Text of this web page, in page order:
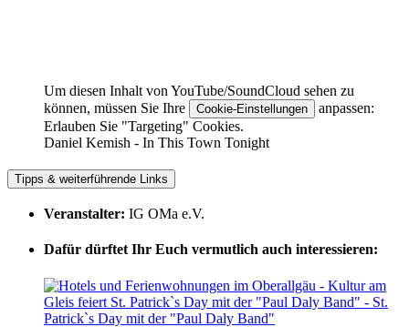
Um diesen Inhalt von YouTube/SoundCloud sehen zu
können, müssen Sie Ihre
Cookie-Einstellungen
anpassen:
Erlauben Sie "Targeting" Cookies.
Daniel Kemish - In This Town Tonight
Tipps & weiterführende Links
Veranstalter: IG OMa e.V.
Dafür dürftet Ihr Euch vermutlich auch interessieren: